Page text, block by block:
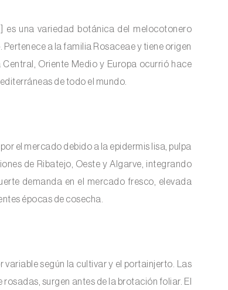
es una variedad botánica del melocotonero
a la familia Rosaceae y tiene origen
Oriente Medio y Europa ocurrió hace
de todo el mundo.
el mercado debido a la epidermis lisa, pulpa
de Ribatejo, Oeste y Algarve, integrando
demanda en el mercado fresco, elevada
épocas de cosecha.
según la cultivar y el portainjerto. Las
surgen antes de la brotación foliar. El